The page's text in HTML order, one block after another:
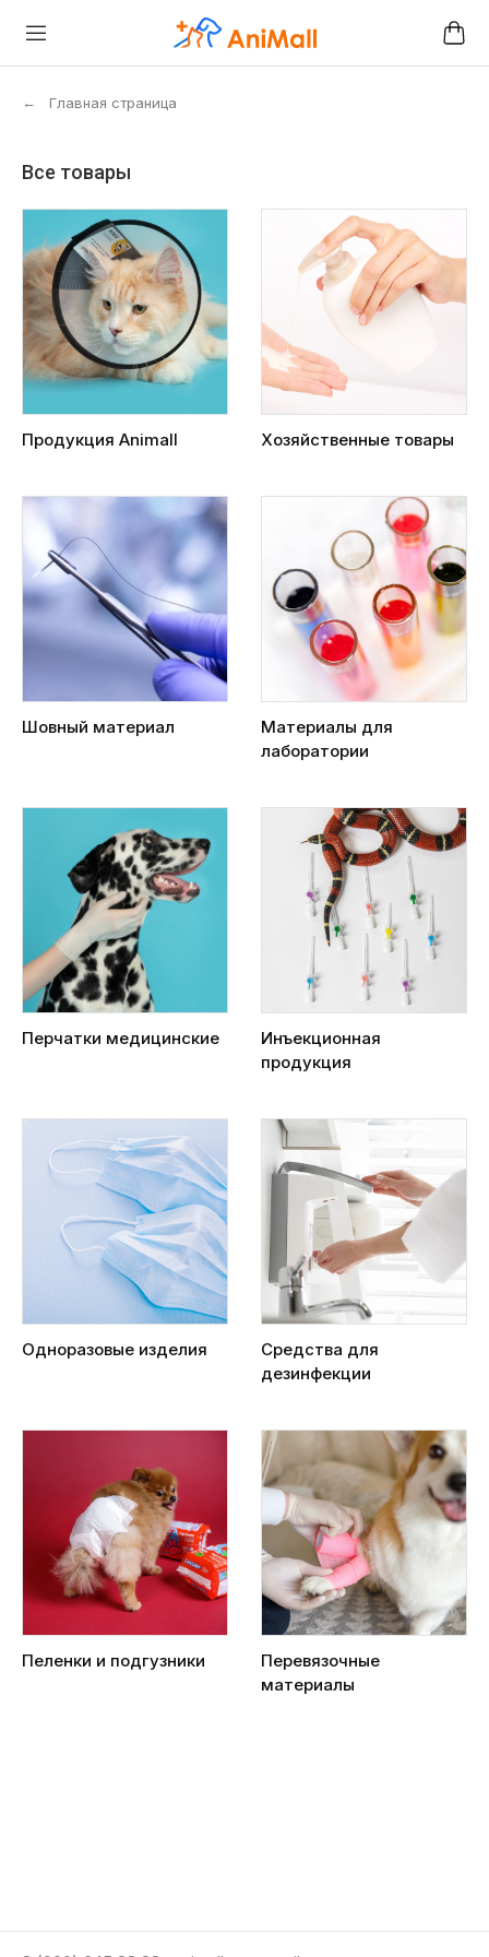
← Главная страница
Все товары
Продукция Animall Хозяйственные товары
Шовный материал
Материалы для
лаборатории
Перчатки медицинские
Инъекционная
продукция
Одноразовые изделия
Средства для
дезинфекции
Пеленки и подгузники
Перевязочные
материалы